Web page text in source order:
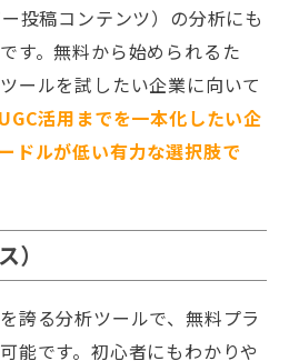
投稿コンテンツ）の分析にも
す。無料から始められるた
ールを試したい企業に向いて
活用までを一本化したい企
ドルが低い有力な選択肢で
）
誇る分析ツールで、無料プラ
能です。初心者にもわかりや